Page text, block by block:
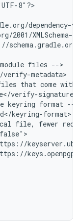
8"?>
files
that come with
keyring format
file, fewer